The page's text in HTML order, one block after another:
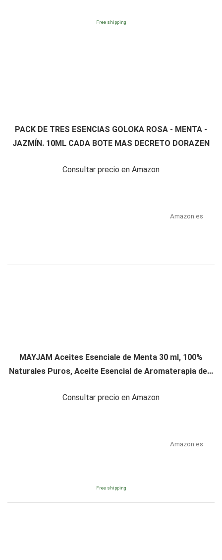
Free shipping
PACK DE TRES ESENCIAS GOLOKA ROSA - MENTA -
JAZMÍN. 10ML CADA BOTE MAS DECRETO DORAZEN
Consultar precio en Amazon
Amazon.es
MAYJAM Aceites Esenciale de Menta 30 ml, 100%
Naturales Puros, Aceite Esencial de Aromaterapia de...
Consultar precio en Amazon
Amazon.es
Free shipping